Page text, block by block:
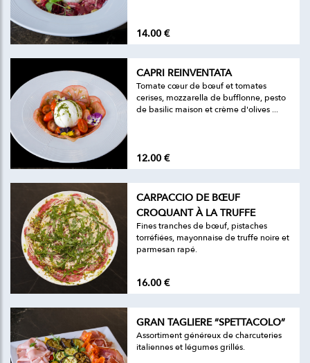
14.00 €
CAPRI REINVENTATA
Tomate cœur de bœuf et tomates
cerises, mozzarella de bufflonne, pesto
de basilic maison et crème d'olives ...
12.00 €
CARPACCIO DE BŒUF
CROQUANT À LA TRUFFE
Fines tranches de bœuf, pistaches
torréfiées, mayonnaise de truffe noire et
parmesan rapé.
16.00 €
GRAN TAGLIERE “SPETTACOLO”
Assortiment généreux de charcuteries
italiennes et légumes grillés.